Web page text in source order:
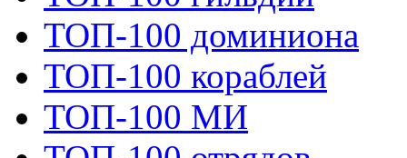
ТОП-100 доминиона
ТОП-100 кораблей
ТОП-100 МИ